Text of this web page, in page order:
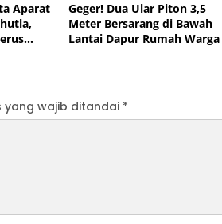
Aparat
Geger! Dua Ular Piton 3,5
Meter Bersarang di Bawah
Lantai Dapur Rumah Warga
yang wajib ditandai *